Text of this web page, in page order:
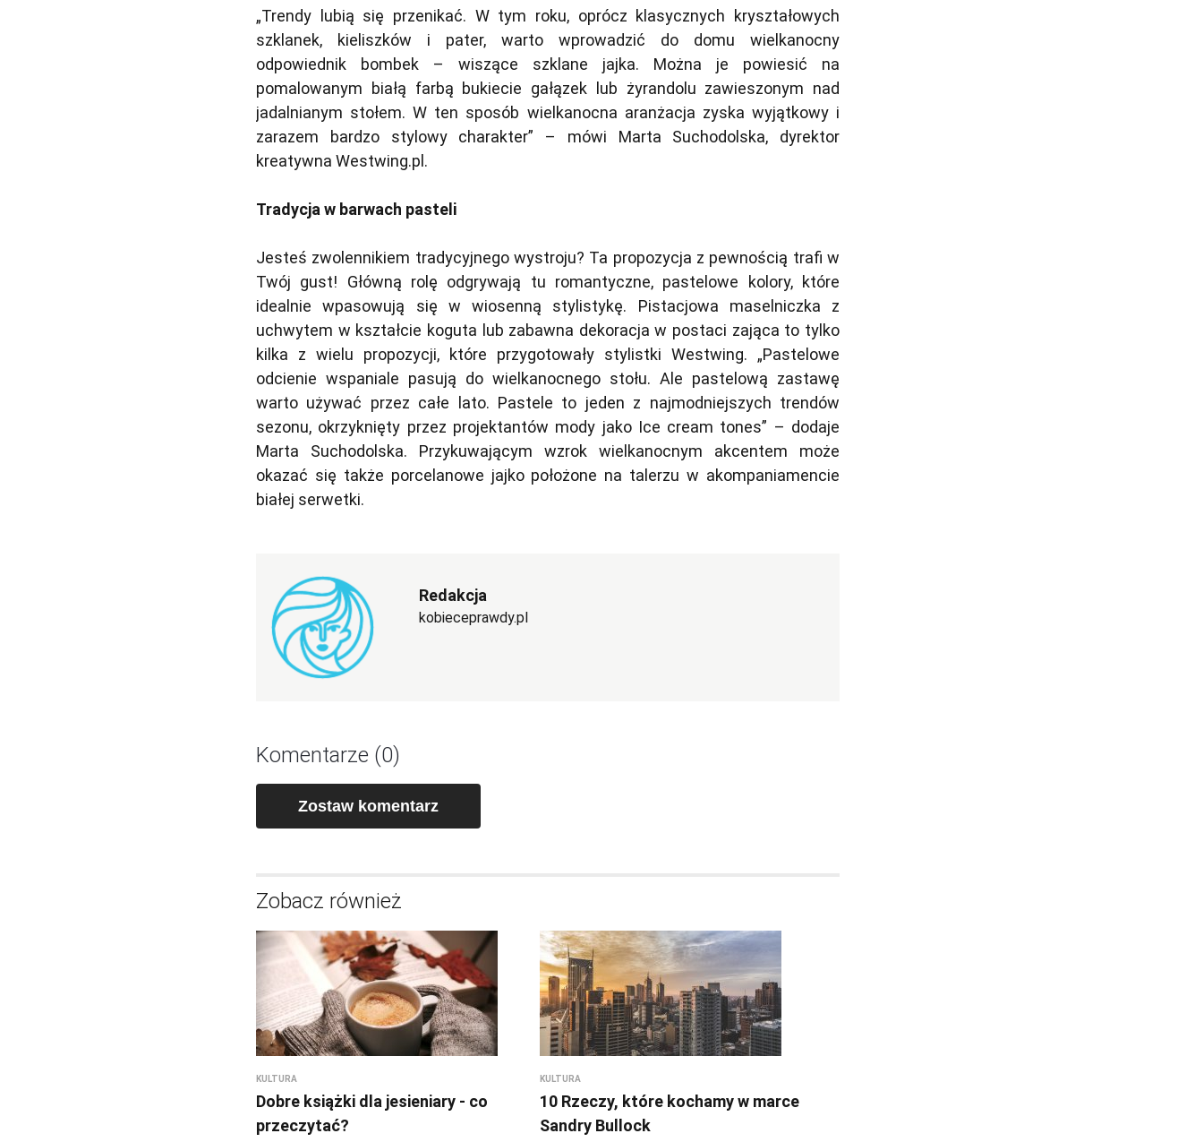
„Trendy lubią się przenikać. W tym roku, oprócz klasycznych kryształowych
szklanek, kieliszków i pater, warto wprowadzić do domu wielkanocny
odpowiednik bombek – wiszące szklane jajka. Można je powiesić na
pomalowanym białą farbą bukiecie gałązek lub żyrandolu zawieszonym nad
jadalnianym stołem. W ten sposób wielkanocna aranżacja zyska wyjątkowy i
zarazem bardzo stylowy charakter” – mówi Marta Suchodolska, dyrektor
kreatywna Westwing.pl.
Tradycja w barwach pasteli
Jesteś zwolennikiem tradycyjnego wystroju? Ta propozycja z pewnością trafi w
Twój gust! Główną rolę odgrywają tu romantyczne, pastelowe kolory, które
idealnie wpasowują się w wiosenną stylistykę. Pistacjowa maselniczka z
uchwytem w kształcie koguta lub zabawna dekoracja w postaci zająca to tylko
kilka z wielu propozycji, które przygotowały stylistki Westwing. „Pastelowe
odcienie wspaniale pasują do wielkanocnego stołu. Ale pastelową zastawę
warto używać przez całe lato. Pastele to jeden z najmodniejszych trendów
sezonu, okrzyknięty przez projektantów mody jako Ice cream tones” – dodaje
Marta Suchodolska. Przykuwającym wzrok wielkanocnym akcentem może
okazać się także porcelanowe jajko położone na talerzu w akompaniamencie
białej serwetki.
Redakcja
kobieceprawdy.pl
Komentarze (0)
Zostaw komentarz
Zobacz również
KULTURA
Dobre książki dla jesieniary - co
przeczytać?
KULTURA
10 Rzeczy, które kochamy w marce
Sandry Bullock